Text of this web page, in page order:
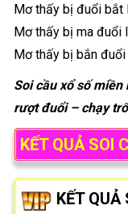
Mơ thấy bị đuổi bắt
Mơ thấy bị ma đuổi
Mơ thấy bị bắn đuổi
Soi cầu xổ số miền
rượt đuổi – chạy
KẾT QUẢ SOI
KẾT